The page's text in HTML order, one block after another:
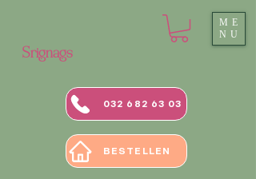
ME
NU
032 682 63 03
BESTELLEN
Srignags